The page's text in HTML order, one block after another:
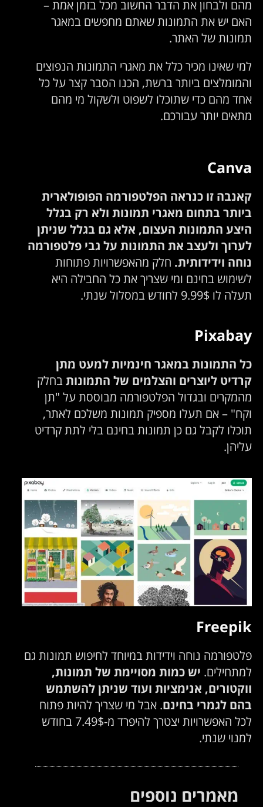
מהם ולבחון את הדבר החשוב מכל בזמן אמת –
האם יש את התמונות שאתם מחפשים במאגר
תמונות של האתר.
למי שאינו מכיר כלל את מאגרי התמונות הנפוצים
והמומלצים ביותר ברשת, הכנו הסבר קצר על כל
אחד מהם כדי שתוכלו לשפוט ולשקול מי מהם
מתאים יותר עבורכם.
Canva
קאנבה זו כנראה הפלטפורמה הפופולארית
ביותר בתחום מאגרי תמונות ולא רק בגלל
היצע התמונות העצום, אלא גם בגלל שניתן
לערוך ולעצב את התמונות על גבי פלטפורמה
נוחה וידידותית. חלק מהאפשרויות פתוחות
לשימוש בחינם ומי שצריך את כל החבילה היא
תעלה לו 9.99$ לחודש במסלול שנתי.
Pixabay
כל התמונות במאגר חינמיות למעט מתן
קרדיט ליוצרים והצלמים של התמונותבחלק
מהמקרים ובגדול הפלטפורמה מבוססת על "תן
וקח" – אם תעלו מספיק תמונות משלכם לאתר,
תוכלו לקבל גם כן תמונות בחינם בלי לתת קרדיט
עליהן.
Freepik
פלטפורמה נוחה וידידות במיוחד לחיפוש תמונות גם
למתחילים. יש כמות מסויימת של תמונות,
ווקטורים, אנימציות ועוד שניתן להשתמש
בהם לגמרי בחינם. אבל מי שצריך להיות פתוח
לכל האפשרויות יצטרך להיפרד מ-7.49$ בחודש
למנוי שנתי.
מאמרים נוספים